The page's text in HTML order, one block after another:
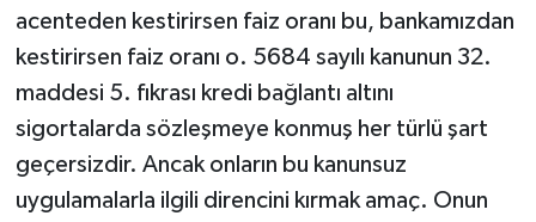
acenteden kestirirsen faiz oranı bu, bankamızdan
kestirirsen faiz oranı o. 5684 sayılı kanunun 32.
maddesi 5. fıkrası kredi bağlantı altını
sigortalarda sözleşmeye konmuş her türlü şart
geçersizdir. Ancak onların bu kanunsuz
uygulamalarla ilgili direncini kırmak amaç. Onun